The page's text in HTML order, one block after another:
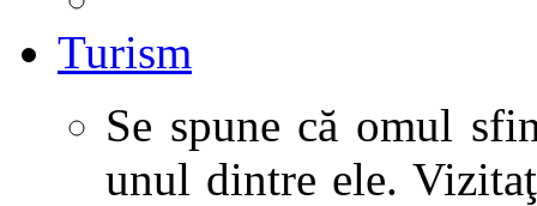
Turism
Se spune că omul
unul dintre ele.